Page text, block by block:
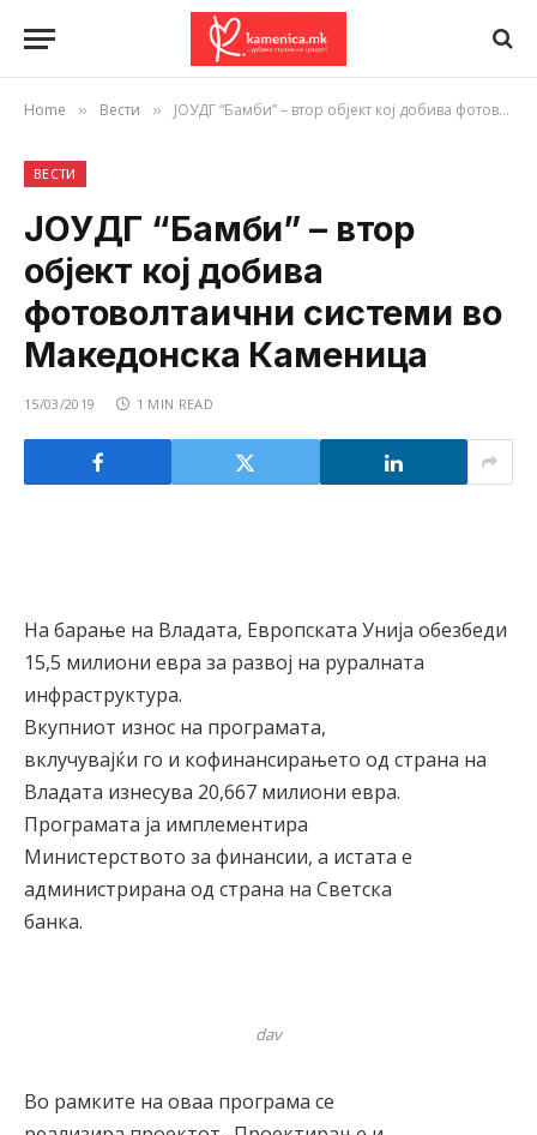
Home » Вести » ЈОУДГ “Бамби” – втор објект кој добива фотоволтаични системи во Македонска Каменица
ВЕСТИ
ЈОУДГ “Бамби” – втор
објект кој добива
фотоволтаични системи во
Македонска Каменица
15/03/2019 1 MIN READ
На барање на Владата, Европската Унија обезбеди
15,5 милиони евра за развој на руралната
инфраструктура.
Вкупниот износ на програмата,
вклучувајќи го и кофинансирањето од страна на
Владата изнесува 20,667 милиони евра.
Програмата ја имплементира
Министерството за финансии, а истата е
администрирана од страна на Светска
банка.
dav
Во рамките на оваа програма се